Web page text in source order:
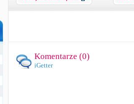
Komentarze (0)
iGetter